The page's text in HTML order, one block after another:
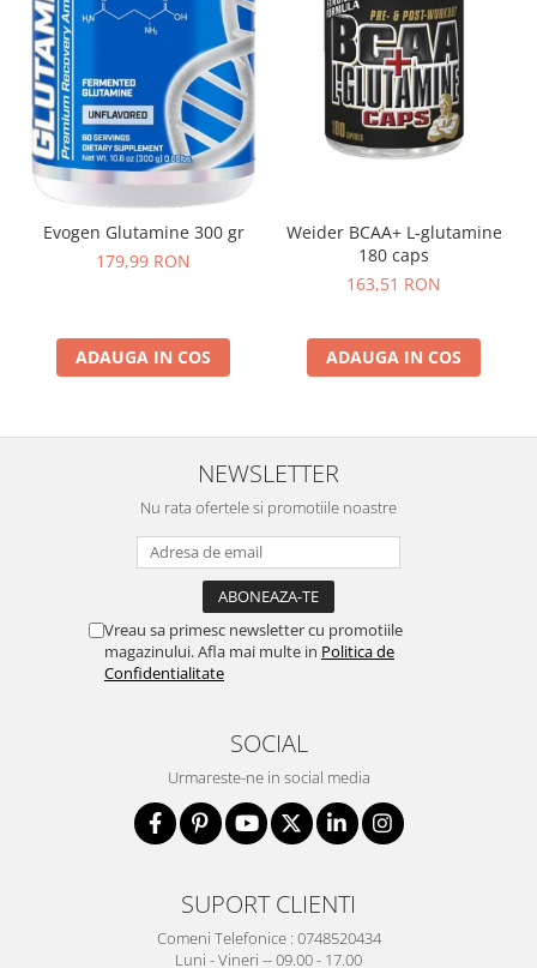
Evogen Glutamine 300 gr
179,99 RON
ADAUGA IN COS
Weider BCAA+ L-glutamine
180 caps
163,51 RON
ADAUGA IN COS
NEWSLETTER
Nu rata ofertele si promotiile noastre
Vreau sa primesc newsletter cu promotiile
magazinului. Afla mai multe in Politica de
Confidentialitate
SOCIAL
Urmareste-ne in social media
SUPORT CLIENTI
Comeni Telefonice : 0748520434
Luni - Vineri -- 09.00 - 17.00